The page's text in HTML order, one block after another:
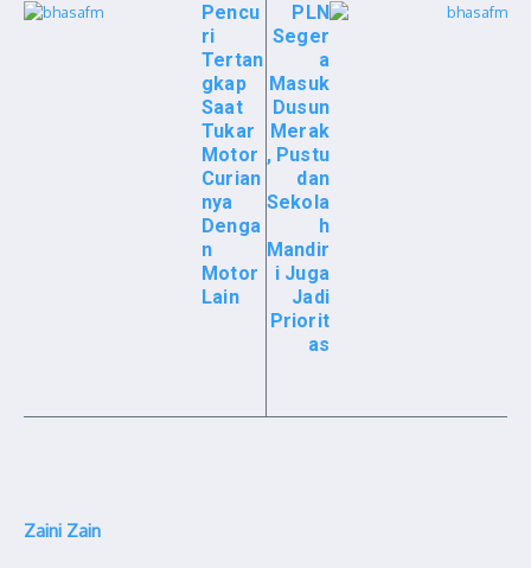
Pencu
ri
Tertan
gkap
Saat
Tukar
Motor
Curian
nya
Denga
n
Motor
Lain
PLN
Seger
a
Masuk
Dusun
Merak
, Pustu
dan
Sekola
h
Mandir
i Juga
Jadi
Priorit
as
Zaini Zain